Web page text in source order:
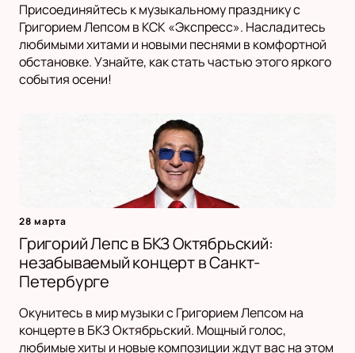
Присоединяйтесь к музыкальному празднику с
Григорием Лепсом в КСК «Экспресс». Насладитесь
любимыми хитами и новыми песнями в комфортной
обстановке. Узнайте, как стать частью этого яркого
события осени!
28 марта
Григорий Лепс в БКЗ Октябрьский:
незабываемый концерт в Санкт-
Петербурге
Окунитесь в мир музыки с Григорием Лепсом на
концерте в БКЗ Октябрьский. Мощный голос,
любимые хиты и новые композиции ждут вас на этом